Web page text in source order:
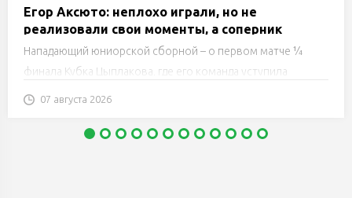
Егор Аксюто: неплохо играли, но не
реализовали свои моменты, а соперник
реализовал
Нападающий юниорской сборной – о первом матче ¼
финала Кубка Цыплакова, где его команда уступила
«Рыцарям».
07 августа 2026